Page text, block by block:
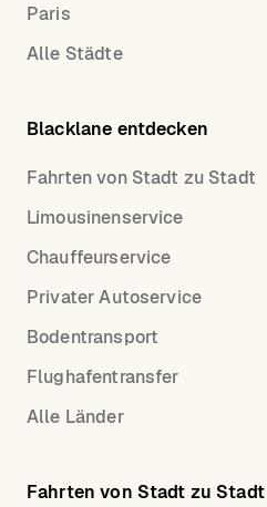
Paris
Alle Städte
Blacklane entdecken
Fahrten von Stadt zu Stadt
Limousinenservice
Chauffeurservice
Privater Autoservice
Bodentransport
Flughafentransfer
Alle Länder
Fahrten von Stadt zu Stadt